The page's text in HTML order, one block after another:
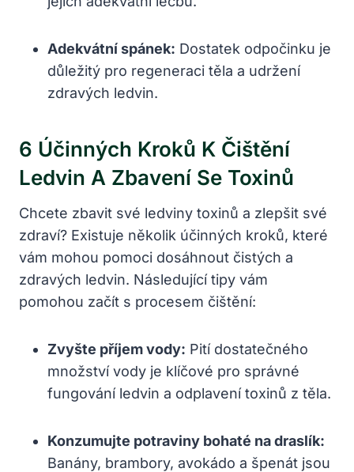
Adekvátní⁢ spánek: ⁤Dostatek odpočinku je
důležitý pro regeneraci těla⁣ a udržení
zdravých ‌ledvin.
6 Účinných Kroků K Čištění
Ledvin A Zbavení Se Toxinů
Chcete zbavit⁢ své ledviny toxinů a zlepšit své
⁣zdraví? ⁣Existuje ‌několik účinných kroků, které
vám mohou pomoci dosáhnout čistých a
zdravých ‍ledvin. Následující tipy vám
⁤pomohou začít s ‍procesem ​čištění:
Zvyšte příjem vody: Pití dostatečného
množství vody je klíčové pro správné
‍fungování ⁤ledvin a odplavení toxinů z těla.
Konzumujte potraviny bohaté na draslík:
Banány, brambory, avokádo a špenát jsou